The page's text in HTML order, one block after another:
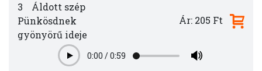
3
Áldott szép
Pünkösdnek
gyönyörű ideje
Play0:00 /0:59
Ár: 205 Ft